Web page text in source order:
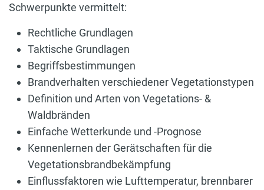
Schwerpunkte vermittelt:
Rechtliche Grundlagen
Taktische Grundlagen
Begriffsbestimmungen
Brandverhalten verschiedener Vegetationstypen
Definition und Arten von Vegetations- &
Waldbränden
Einfache Wetterkunde und -Prognose
Kennenlernen der Gerätschaften für die
Vegetationsbrandbekämpfung
Einflussfaktoren wie Lufttemperatur, brennbarer